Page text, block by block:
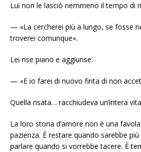
Lui non le lasciò nemmeno il tempo di
— «La cercherei più a lungo, se fosse
troverei comunque».
Lei rise piano e aggiunse:
— «E io farei di nuovo finta di non
Quella risata… racchiudeva un’intera
La loro storia d’amore non è una
pazienza. È restare quando sarebbe
parlare quando si vorrebbe tacere. È